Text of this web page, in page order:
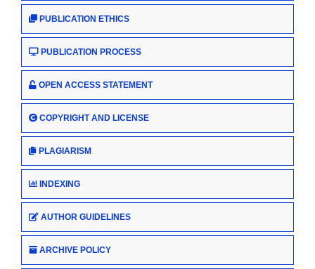
PUBLICATION ETHICS
PUBLICATION PROCESS
OPEN ACCESS STATEMENT
COPYRIGHT AND LICENSE
PLAGIARISM
INDEXING
AUTHOR GUIDELINES
ARCHIVE POLICY